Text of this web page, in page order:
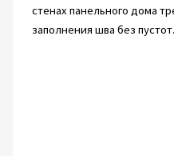
стенах панельного дома
заполнения шва без пустот.